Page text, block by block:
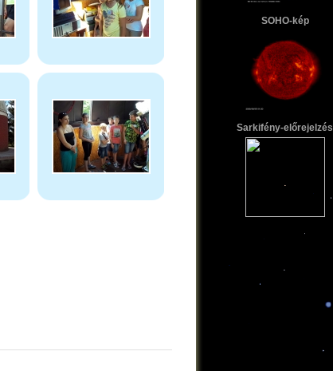
SOHO-kép
Sarkifény-előrejelzés